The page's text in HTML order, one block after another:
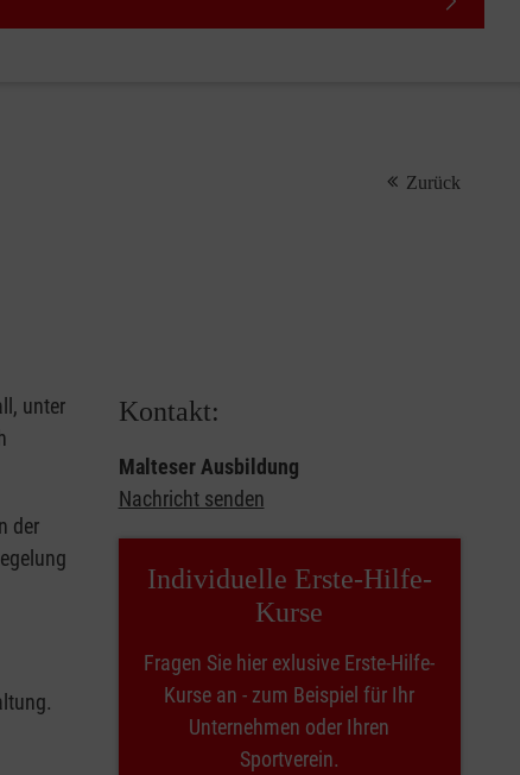
Zurück
unter
der
Kontakt:
Malteser Ausbildung
Nachricht senden
Individuelle Erste-Hilfe-
Kurse
Fragen Sie hier exlusive Erste-Hilfe-
Kurse an - zum Beispiel für Ihr
Unternehmen oder Ihren
Sportverein.